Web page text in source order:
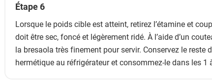
Étape 6
Lorsque le poids cible est atteint, retirez l’étamine et
doit être sec, foncé et légèrement ridé. À l’aide d’un
la bresaola très finement pour servir. Conservez le reste
hermétique au réfrigérateur et consommez-le dans les 1